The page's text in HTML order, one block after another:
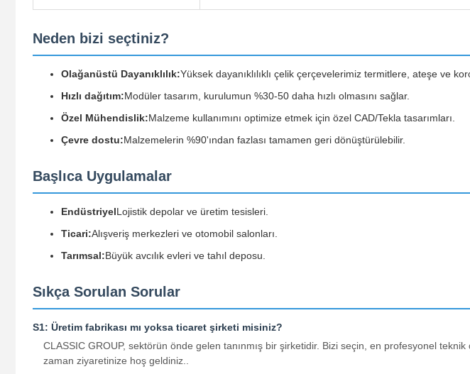
Neden bizi seçtiniz?
Olağanüstü Dayanıklılık:Yüksek dayanıklılıklı çelik çerçevelerimiz termitlere, ateşe ve
Hızlı dağıtım:Modüler tasarım, kurulumun %30-50 daha hızlı olmasını sağlar.
Özel Mühendislik:Malzeme kullanımını optimize etmek için özel CAD/Tekla tasarımları.
Çevre dostu:Malzemelerin %90'ından fazlası tamamen geri dönüştürülebilir.
Başlıca Uygulamalar
EndüstriyelLojistik depolar ve üretim tesisleri.
Ticari:Alışveriş merkezleri ve otomobil salonları.
Tarımsal:Büyük avcılık evleri ve tahıl deposu.
Sıkça Sorulan Sorular
S1: Üretim fabrikası mı yoksa ticaret şirketi misiniz?
CLASSIC GROUP, sektörün önde gelen tanınmış bir şirketidir. Bizi seçin, en profesyonel
zaman ziyaretinize hoş geldiniz..